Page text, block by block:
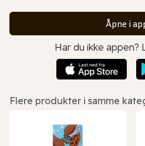
Åpne i
Har du ikke appen?
Flere produkter i samme